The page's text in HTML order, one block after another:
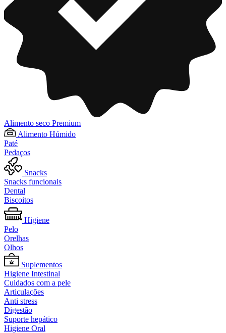
Alimento seco Premium
Alimento Húmido
Paté
Pedaços
Snacks
Snacks funcionais
Dental
Biscoitos
Higiene
Pelo
Orelhas
Olhos
Suplementos
Higiene Intestinal
Cuidados com a pele
Articulações
Anti stress
Digestão
Suporte hepático
Higiene Oral